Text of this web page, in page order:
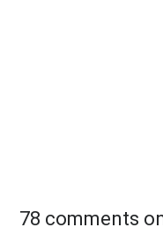
78 comments